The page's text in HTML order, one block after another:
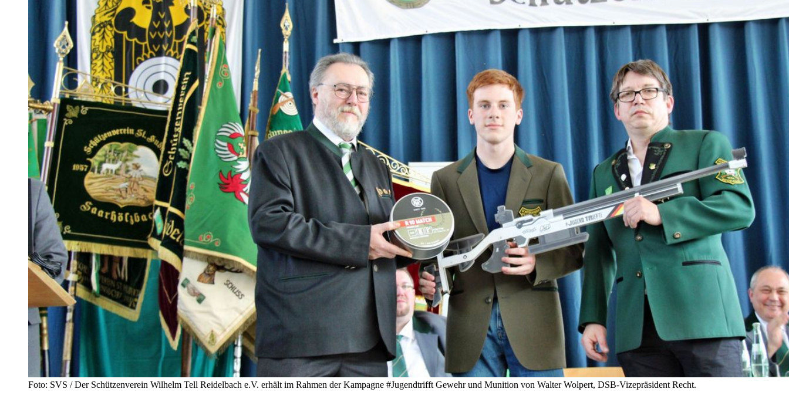
Foto: SVS / Der Schützenverein Wilhelm Tell Reidelbach e.V. erhält im Rahmen der Kampagne #Jugendtrifft Gewehr und Munition von Walter Wolpert, DSB-Vizepräsident Recht.